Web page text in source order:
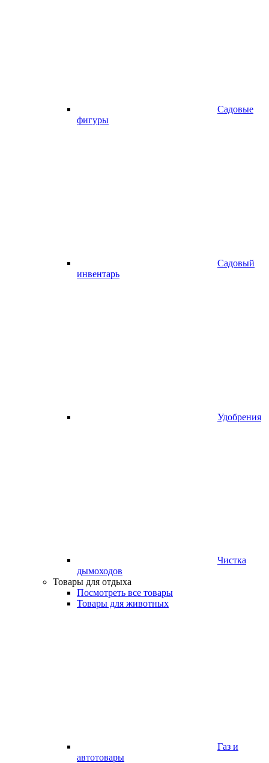
Садовые
фигуры
Садовый
инвентарь
Удобрения
Чистка
дымоходов
Товары для отдыха
Посмотреть все товары
Товары для животных
Газ и
автотовары